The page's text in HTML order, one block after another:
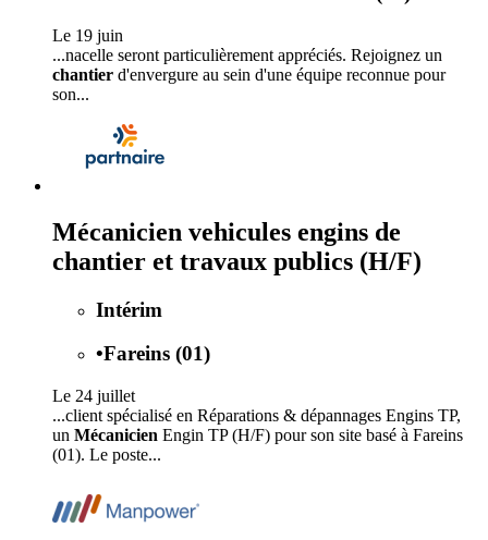
Le 19 juin
...nacelle seront particulièrement appréciés. Rejoignez un
chantier d'envergure au sein d'une équipe reconnue pour
son...
Mécanicien vehicules engins de
chantier et travaux publics (H/F)
Intérim
•Fareins (01)
Le 24 juillet
...client spécialisé en Réparations & dépannages Engins TP,
un Mécanicien Engin TP (H/F) pour son site basé à Fareins
(01). Le poste...